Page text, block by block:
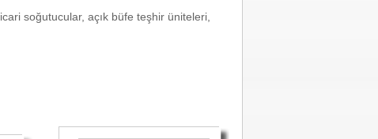
soğutucular, açık büfe teşhir üniteleri,